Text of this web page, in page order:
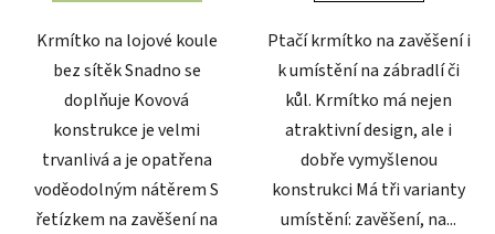
Krmítko na lojové koule
bez sítěk Snadno se
doplňuje Kovová
konstrukce je velmi
trvanlivá a je opatřena
voděodolným nátěrem S
řetízkem na zavěšení na
Ptačí krmítko na zavěšení i
k umístění na zábradlí či
kůl. Krmítko má nejen
atraktivní design, ale i
dobře vymyšlenou
konstrukci Má tři varianty
umístění: zavěšení, na...